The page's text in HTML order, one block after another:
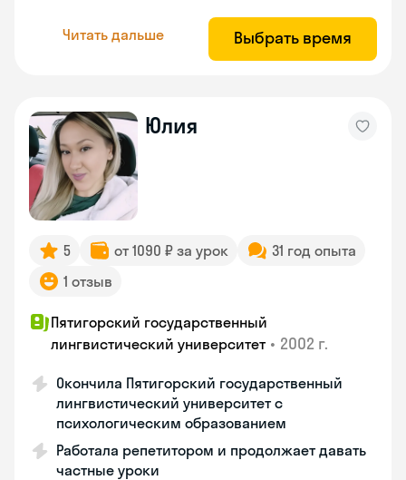
Читать дальше Выбрать время
Юлия
5 от 1090 ₽ за урок
31 год опыта
1 отзыв
Пятигорский государственный
лингвистический университет • 2002 г.
Окончила Пятигорский государственный
лингвистический университет с
психологическим образованием
Работала репетитором и продолжает давать
частные уроки